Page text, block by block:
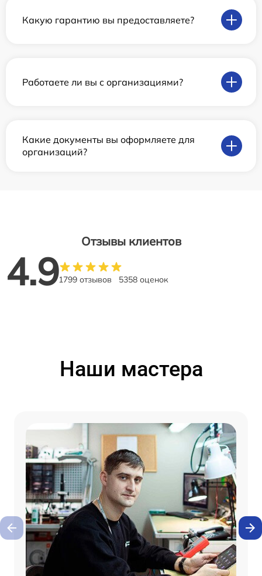
Какую гарантию вы предоставляете?
Работаете ли вы с организациями?
Какие документы вы оформляете для
организаций?
Отзывы клиентов
4.91799 отзывов 5358 оценок
Наши мастера